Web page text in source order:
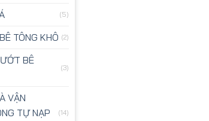
(5)
TÔNG KHÔ (2)
BÊ
(3)
VẬN
TỰ NẠP
(14)